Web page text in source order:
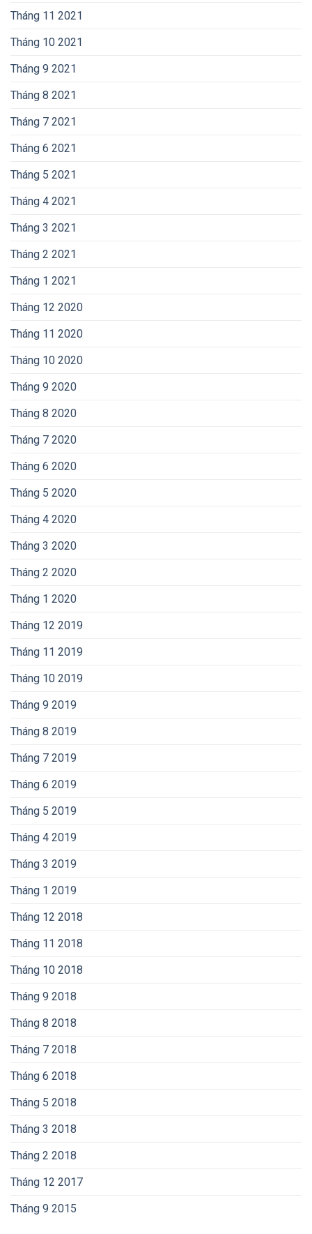
Tháng 11 2021
Tháng 10 2021
Tháng 9 2021
Tháng 8 2021
Tháng 7 2021
Tháng 6 2021
Tháng 5 2021
Tháng 4 2021
Tháng 3 2021
Tháng 2 2021
Tháng 1 2021
Tháng 12 2020
Tháng 11 2020
Tháng 10 2020
Tháng 9 2020
Tháng 8 2020
Tháng 7 2020
Tháng 6 2020
Tháng 5 2020
Tháng 4 2020
Tháng 3 2020
Tháng 2 2020
Tháng 1 2020
Tháng 12 2019
Tháng 11 2019
Tháng 10 2019
Tháng 9 2019
Tháng 8 2019
Tháng 7 2019
Tháng 6 2019
Tháng 5 2019
Tháng 4 2019
Tháng 3 2019
Tháng 1 2019
Tháng 12 2018
Tháng 11 2018
Tháng 10 2018
Tháng 9 2018
Tháng 8 2018
Tháng 7 2018
Tháng 6 2018
Tháng 5 2018
Tháng 3 2018
Tháng 2 2018
Tháng 12 2017
Tháng 9 2015